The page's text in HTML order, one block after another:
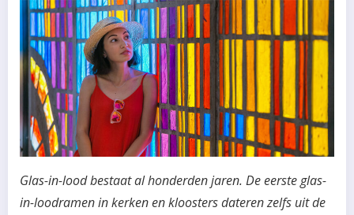
Glas-in-lood bestaat al honderden jaren. De eerste glas-
in-loodramen in kerken en kloosters dateren zelfs uit de